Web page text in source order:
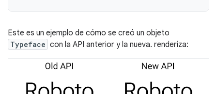
Este es un ejemplo de cómo se creó un objeto
Typeface con la API anterior y la nueva. renderiza: